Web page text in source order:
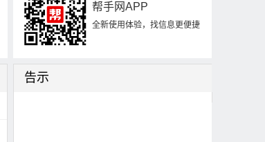
帮手网APP
全新使用体验，找信息更便捷
告示